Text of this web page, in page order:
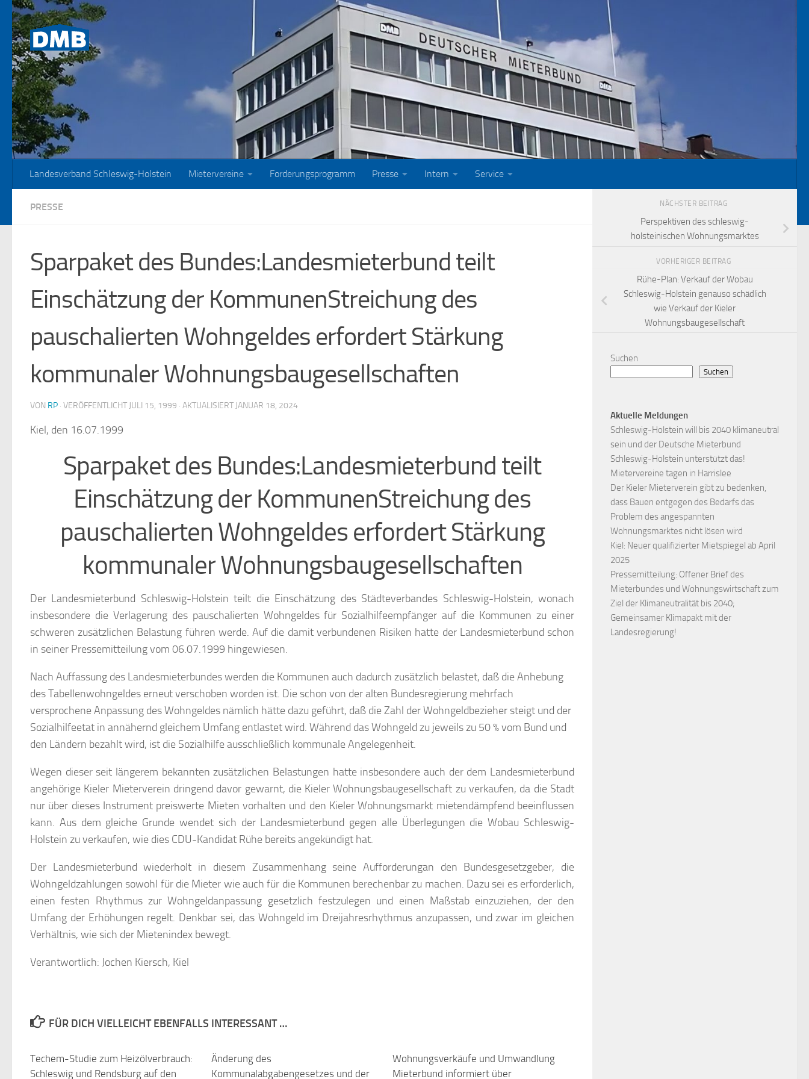
Zum Inhalt springen
Landesverband Schleswig-Holstein Mietervereine Forderungsprogramm Presse Intern Service
PRESSE
Sparpaket des Bundes:Landesmieterbund teilt
Einschätzung der KommunenStreichung des
pauschalierten Wohngeldes erfordert Stärkung
kommunaler Wohnungsbaugesellschaften
VON RP · VERÖFFENTLICHT JULI 15, 1999 · AKTUALISIERT JANUAR 18, 2024
Kiel, den 16.07.1999
Sparpaket des Bundes:Landesmieterbund teilt
Einschätzung der KommunenStreichung des
pauschalierten Wohngeldes erfordert Stärkung
kommunaler Wohnungsbaugesellschaften
Der Landesmieterbund Schleswig-Holstein teilt die Einschätzung des Städteverbandes Schleswig-Holstein, wonach
insbesondere die Verlagerung des pauschalierten Wohngeldes für Sozialhilfeempfänger auf die Kommunen zu einer
schweren zusätzlichen Belastung führen werde. Auf die damit verbundenen Risiken hatte der Landesmieterbund schon
in seiner Pressemitteilung vom 06.07.1999 hingewiesen.
Nach Auffassung des Landesmieterbundes werden die Kommunen auch dadurch zusätzlich belastet, daß die Anhebung
des Tabellenwohngeldes erneut verschoben worden ist. Die schon von der alten Bundesregierung mehrfach
versprochene Anpassung des Wohngeldes nämlich hätte dazu geführt, daß die Zahl der Wohngeldbezieher steigt und der
Sozialhilfeetat in annähernd gleichem Umfang entlastet wird. Während das Wohngeld zu jeweils zu 50 % vom Bund und
den Ländern bezahlt wird, ist die Sozialhilfe ausschließlich kommunale Angelegenheit.
Wegen dieser seit längerem bekannten zusätzlichen Belastungen hatte insbesondere auch der dem Landesmieterbund
angehörige Kieler Mieterverein dringend davor gewarnt, die Kieler Wohnungsbaugesellschaft zu verkaufen, da die Stadt
nur über dieses Instrument preiswerte Mieten vorhalten und den Kieler Wohnungsmarkt mietendämpfend beeinflussen
kann. Aus dem gleiche Grunde wendet sich der Landesmieterbund gegen alle Überlegungen die Wobau Schleswig-
Holstein zu verkaufen, wie dies CDU-Kandidat Rühe bereits angekündigt hat.
Der Landesmieterbund wiederholt in diesem Zusammenhang seine Aufforderungan den Bundesgesetzgeber, die
Wohngeldzahlungen sowohl für die Mieter wie auch für die Kommunen berechenbar zu machen. Dazu sei es erforderlich,
einen festen Rhythmus zur Wohngeldanpassung gesetzlich festzulegen und einen Maßstab einzuziehen, der den
Umfang der Erhöhungen regelt. Denkbar sei, das Wohngeld im Dreijahresrhythmus anzupassen, und zwar im gleichen
Verhältnis, wie sich der Mietenindex bewegt.
Verantwortlich: Jochen Kiersch, Kiel
FÜR DICH VIELLEICHT EBENFALLS INTERESSANT …
Techem-Studie zum Heizölverbrauch:
Schleswig und Rendsburg auf den
Änderung des
Kommunalabgabengesetzes und der
Wohnungsverkäufe und Umwandlung
Mieterbund informiert über
NÄCHSTER BEITRAG
Perspektiven des schleswig-
holsteinischen Wohnungsmarktes
VORHERIGER BEITRAG
Rühe-Plan: Verkauf der Wobau
Schleswig-Holstein genauso schädlich
wie Verkauf der Kieler
Wohnungsbaugesellschaft
Suchen
Suchen
Aktuelle Meldungen
Schleswig-Holstein will bis 2040 klimaneutral
sein und der Deutsche Mieterbund
Schleswig-Holstein unterstützt das!
Mietervereine tagen in Harrislee
Der Kieler Mieterverein gibt zu bedenken,
dass Bauen entgegen des Bedarfs das
Problem des angespannten
Wohnungsmarktes nicht lösen wird
Kiel: Neuer qualifizierter Mietspiegel ab April
2025
Pressemitteilung: Offener Brief des
Mieterbundes und Wohnungswirtschaft zum
Ziel der Klimaneutralität bis 2040;
Gemeinsamer Klimapakt mit der
Landesregierung!